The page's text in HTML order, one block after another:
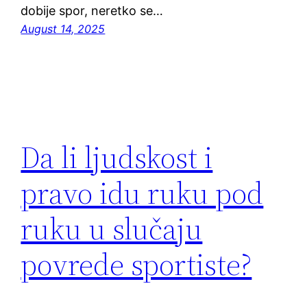
dobije spor, neretko se…
August 14, 2025
Da li ljudskost i
pravo idu ruku pod
ruku u slučaju
povrede sportiste?